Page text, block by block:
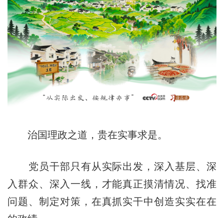
治国理政之道，贵在实事求是。
党员干部只有从实际出发，深入基层、深
入群众、深入一线，才能真正摸清情况、找准
问题、制定对策，在真抓实干中创造实实在在